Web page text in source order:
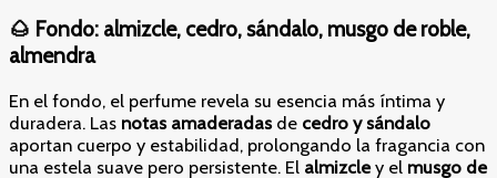
🌰 Fondo: almizcle, cedro, sándalo, musgo de roble,
almendra
En el fondo, el perfume revela su esencia más íntima y
duradera. Las notas amaderadasde cedro y sándalo
aportan cuerpo y estabilidad, prolongando la fragancia con
una estela suave pero persistente. El almizcley el musgo de